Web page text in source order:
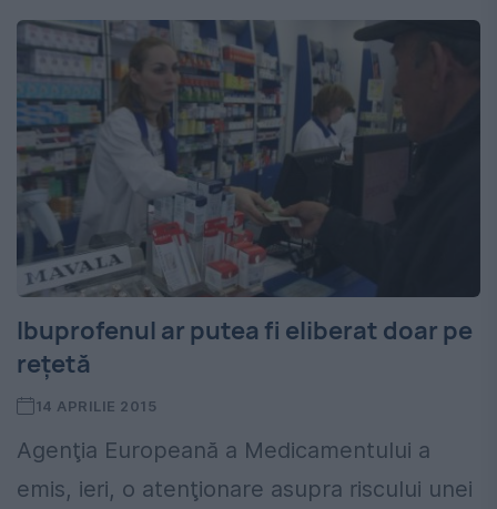
Ibuprofenul ar putea fi eliberat doar pe
rețetă
14 APRILIE 2015
Agenţia Europeană a Medicamentului a
emis, ieri, o atenţionare asupra riscului unei